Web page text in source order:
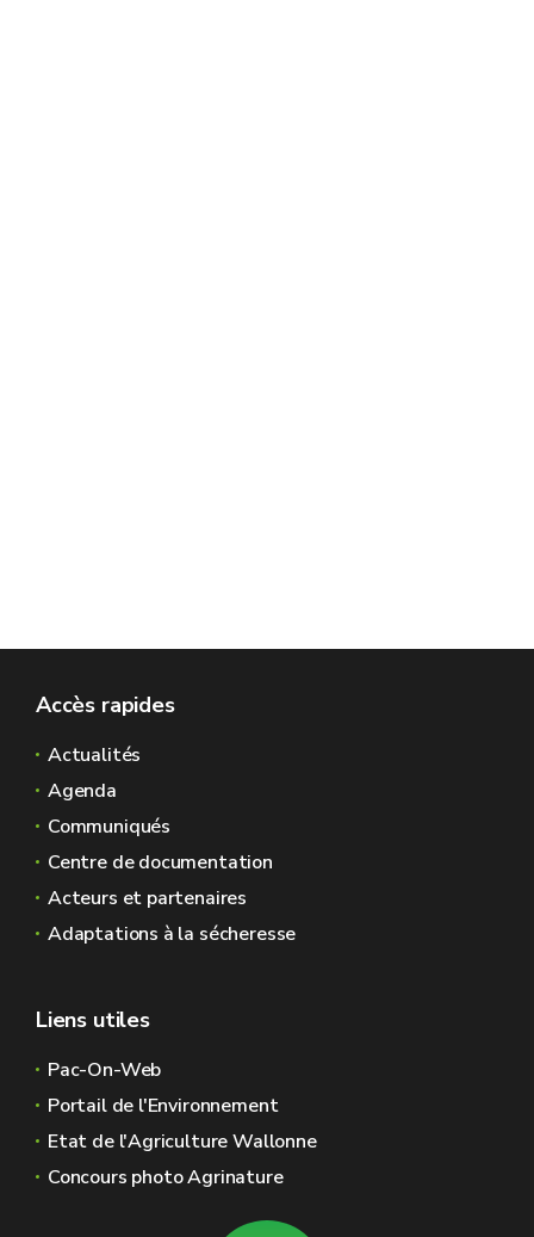
Accès rapides
Actualités
Agenda
Communiqués
Centre de documentation
Acteurs et partenaires
Adaptations à la sécheresse
Liens utiles
Pac-On-Web
Portail de l'Environnement
Etat de l'Agriculture Wallonne
Concours photo Agrinature